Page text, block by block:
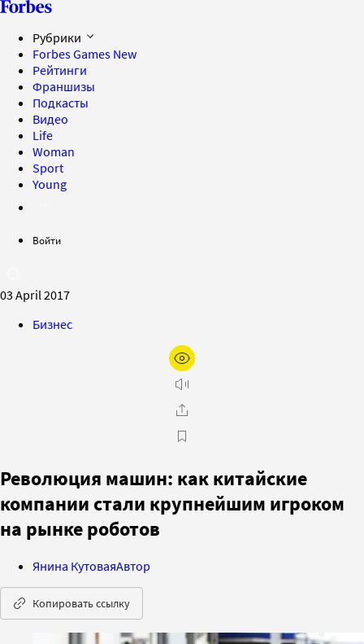
Рубрики
Forbes Games New
Рейтинги
Франшизы
Подкасты
Видео
Life
Woman
Sport
Young
Войти
03 April 2017
Бизнес
Революция машин: как китайские
компании стали крупнейшим игроком
на рынке роботов
Янина КутоваяАвтор
Копировать ссылку